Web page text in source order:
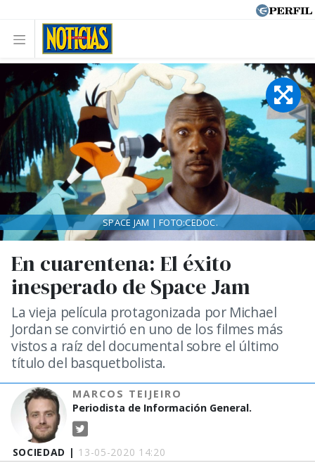
SOCIEDAD | 13-05-2020 14:20
En cuarentena: El éxito
inesperado de Space Jam
La vieja película protagonizada por Michael
Jordan se convirtió en uno de los filmes más
vistos a raíz del documental sobre el último
título del basquetbolista.
MARCOS TEIJEIRO
Periodista de Información General.
SPACE JAM | FOTO:CEDOC.